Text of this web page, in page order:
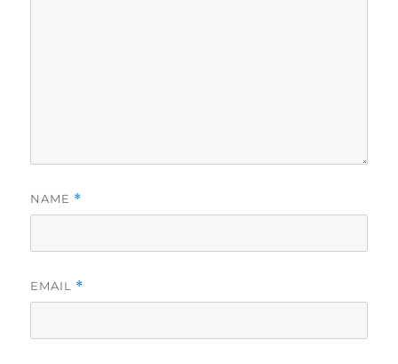
NAME *
EMAIL *